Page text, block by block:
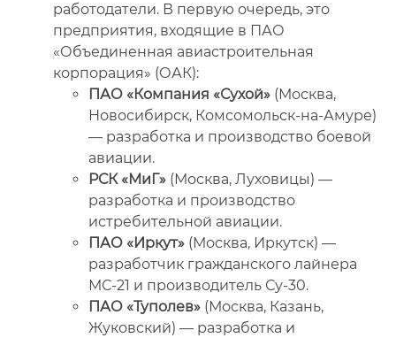
работодатели. В первую очередь, это
предприятия, входящие в ПАО
«Объединенная авиастроительная
корпорация» (ОАК):
ПАО «Компания «Сухой» (Москва,
Новосибирск, Комсомольск-на-Амуре)
— разработка и производство боевой
авиации.
РСК «МиГ» (Москва, Луховицы) —
разработка и производство
истребительной авиации.
ПАО «Иркут» (Москва, Иркутск) —
разработчик гражданского лайнера
МС-21 и производитель Су-30.
ПАО «Туполев» (Москва, Казань,
Жуковский) — разработка и